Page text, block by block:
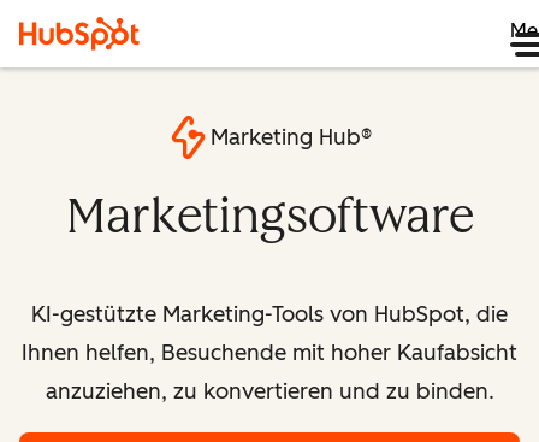
Marketing Hub®
Marketingsoftware
KI-gestützte Marketing-Tools von HubSpot, die
Ihnen helfen, Besuchende mit hoher Kaufabsicht
anzuziehen, zu konvertieren und zu binden.